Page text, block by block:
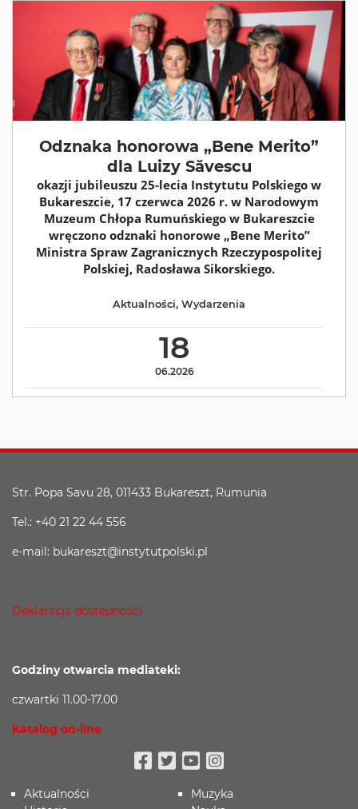
Odznaka honorowa „Bene Merito”
dla Luizy Săvescu
okazji jubileuszu 25-lecia Instytutu Polskiego w
Bukareszcie, 17 czerwca 2026 r. w Narodowym
Muzeum Chłopa Rumuńskiego w Bukareszcie
wręczono odznaki honorowe „Bene Merito”
Ministra Spraw Zagranicznych Rzeczypospolitej
Polskiej, Radosława Sikorskiego.
18
06.2026
Aktualności, Wydarzenia
Str. Popa Savu 28, 011433 Bukareszt, Rumunia
Tel.: +40 21 22 44 556
e-mail: bukareszt@instytutpolski.pl
Deklaracja dostępności
Godziny otwarcia mediateki:
czwartki 11.00-17.00
Katalog on-line
Facebook
Twitter
Youtube
Instagram
Aktualności
Muzyka